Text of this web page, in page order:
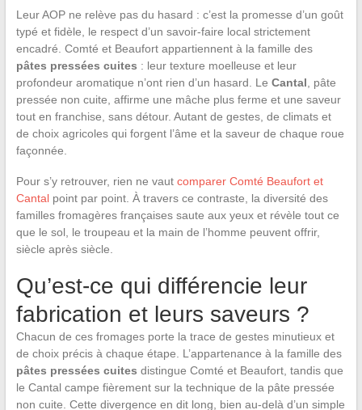
Leur AOP ne relève pas du hasard : c’est la promesse d’un goût
typé et fidèle, le respect d’un savoir-faire local strictement
encadré. Comté et Beaufort appartiennent à la famille des
pâtes pressées cuites : leur texture moelleuse et leur
profondeur aromatique n’ont rien d’un hasard. Le Cantal , pâte
pressée non cuite, affirme une mâche plus ferme et une saveur
tout en franchise, sans détour. Autant de gestes, de climats et
de choix agricoles qui forgent l’âme et la saveur de chaque roue
façonnée.
Pour s’y retrouver, rien ne vaut comparer Comté Beaufort et
Cantalpoint par point. À travers ce contraste, la diversité des
familles fromagères françaises saute aux yeux et révèle tout ce
que le sol, le troupeau et la main de l’homme peuvent offrir,
siècle après siècle.
Qu’est-ce qui différencie leur
fabrication et leurs saveurs ?
Chacun de ces fromages porte la trace de gestes minutieux et
de choix précis à chaque étape. L’appartenance à la famille des
pâtes pressées cuites distingue Comté et Beaufort, tandis que
le Cantal campe fièrement sur la technique de la pâte pressée
non cuite. Cette divergence en dit long, bien au-delà d’un simple